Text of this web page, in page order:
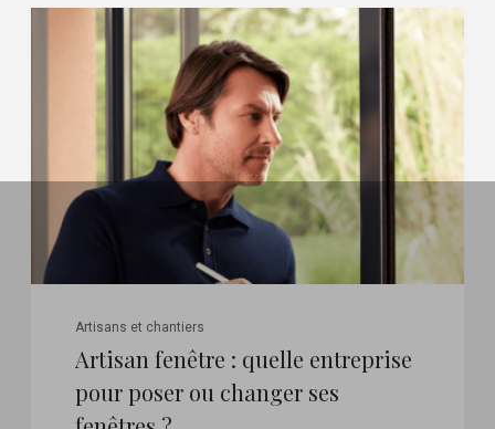
Artisans et chantiers
Artisan fenêtre : quelle entreprise
pour poser ou changer ses